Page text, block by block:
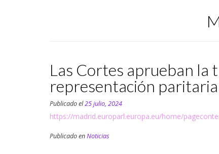
Las Cortes aprueban la
representación
Publicado el25 julio, 2024
https://madrid.europarl.europa.eu/home/
Publicado enNoticias